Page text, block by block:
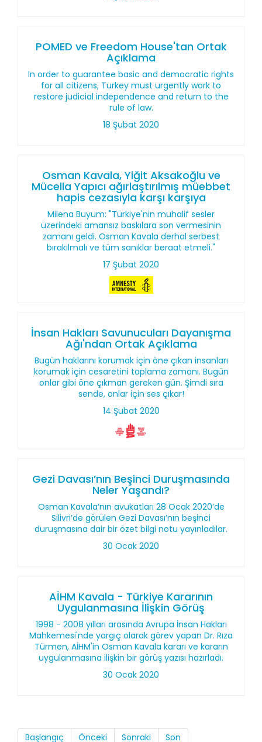
POMED ve Freedom House'tan Ortak
Açıklama
In order to guarantee basic and democratic rights
for all citizens, Turkey must urgently work to
restore judicial independence and return to the
rule of law.
18 Şubat 2020
Osman Kavala, Yiğit Aksakoğlu ve
Mücella Yapıcı ağırlaştırılmış müebbet
hapis cezasıyla karşı karşıya
Milena Buyum: "Türkiye'nin muhalif sesler
üzerindeki amansız baskılara son vermesinin
zamanı geldi. Osman Kavala derhal serbest
bırakılmalı ve tüm sanıklar beraat etmeli."
17 Şubat 2020
İnsan Hakları Savunucuları Dayanışma
Ağı'ndan Ortak Açıklama
Bugün haklarını korumak için öne çıkan insanları
korumak için cesaretini toplama zamanı. Bugün
onlar gibi öne çıkman gereken gün. Şimdi sıra
sende, onlar için ses çıkar!
14 Şubat 2020
Gezi Davası’nın Beşinci Duruşmasında
Neler Yaşandı?
Osman Kavala’nın avukatları 28 Ocak 2020’de
Silivri’de görülen Gezi Davası’nın beşinci
duruşmasına dair bir özet bilgi notu yayınladılar.
30 Ocak 2020
AİHM Kavala - Türkiye Kararının
Uygulanmasına İlişkin Görüş
1998 - 2008 yılları arasında Avrupa İnsan Hakları
Mahkemesi'nde yargıç olarak görev yapan Dr. Rıza
Türmen, AİHM'in Osman Kavala kararı ve kararın
uygulanmasına ilişkin bir görüş yazısı hazırladı.
30 Ocak 2020
Başlangıç Önceki Sonraki Son